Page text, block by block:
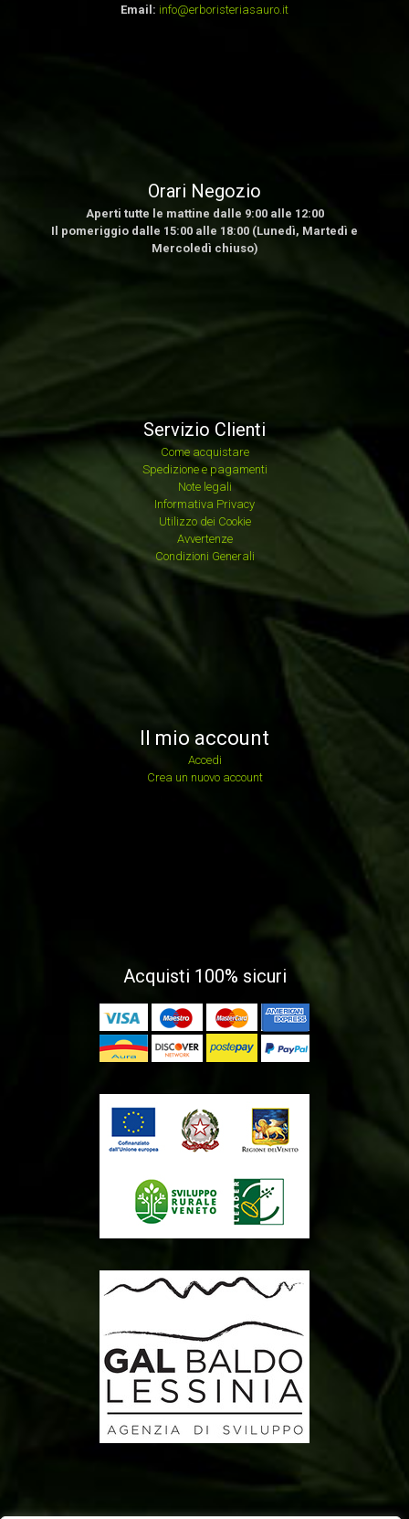
Email: info@erboristeriasauro.it
Orari Negozio
Aperti tutte le mattine dalle 9:00 alle 12:00
Il pomeriggio dalle 15:00 alle 18:00 (Lunedì, Martedì e
Mercoledì chiuso)
Servizio Clienti
Come acquistare
Spedizione e pagamenti
Note legali
Informativa Privacy
Utilizzo dei Cookie
Avvertenze
Condizioni Generali
Il mio account
Accedi
Crea un nuovo account
Acquisti 100% sicuri